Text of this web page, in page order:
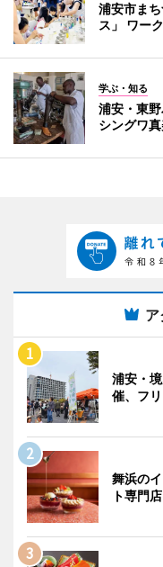
浦安市ま
ス」 ワー
学ぶ・知る
浦安・東
シングワ
浦安・
催、フ
舞浜の
ト専門